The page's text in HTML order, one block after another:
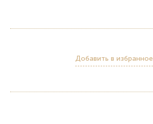
Добавить в избранное